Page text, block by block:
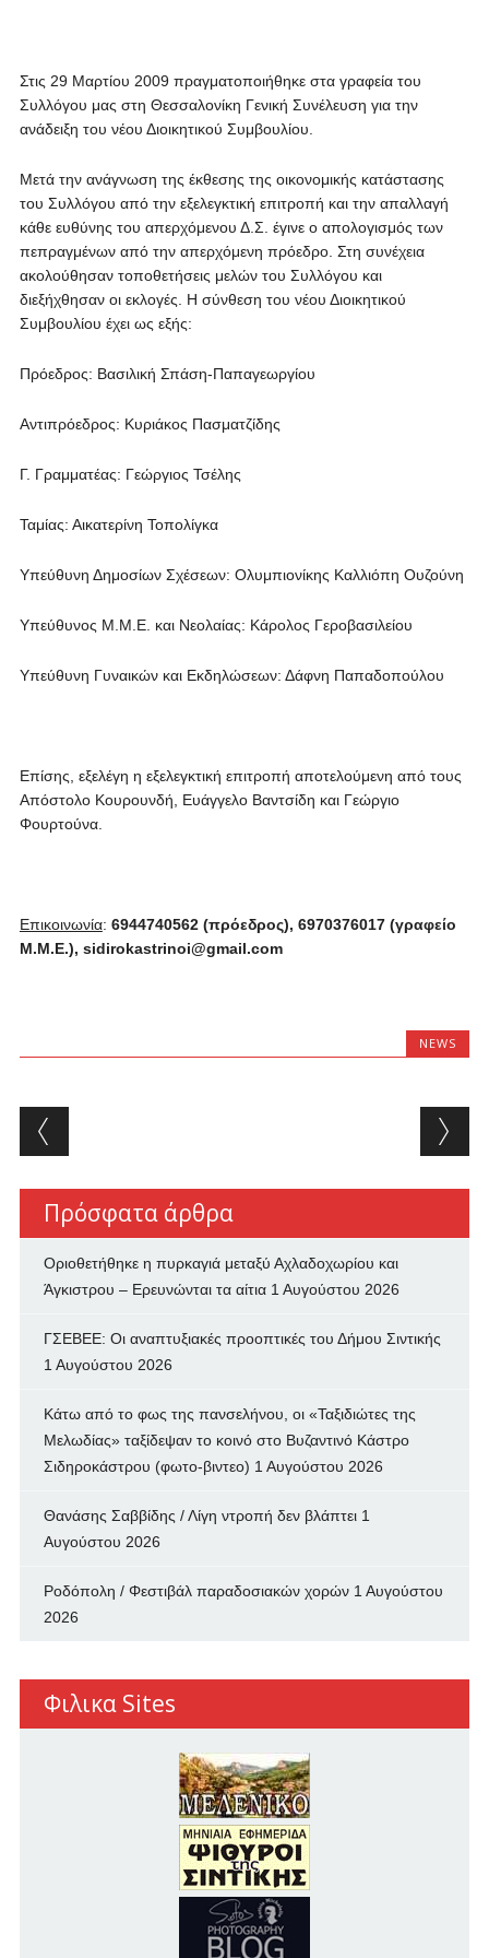
Στις 29 Μαρτίου 2009 πραγματοποιήθηκε στα γραφεία του
Συλλόγου μας στη Θεσσαλονίκη Γενική Συνέλευση για την
ανάδειξη του νέου Διοικητικού Συμβουλίου.
Μετά την ανάγνωση της έκθεσης της οικονομικής κατάστασης
του Συλλόγου από την εξελεγκτική επιτροπή και την απαλλαγή
κάθε ευθύνης του απερχόμενου Δ.Σ. έγινε ο απολογισμός των
πεπραγμένων από την απερχόμενη πρόεδρο. Στη συνέχεια
ακολούθησαν τοποθετήσεις μελών του Συλλόγου και
διεξήχθησαν οι εκλογές. Η σύνθεση του νέου Διοικητικού
Συμβουλίου έχει ως εξής:
Πρόεδρος: Βασιλική Σπάση-Παπαγεωργίου
Αντιπρόεδρος: Κυριάκος Πασματζίδης
Γ. Γραμματέας: Γεώργιος Τσέλης
Ταμίας: Αικατερίνη Τοπολίγκα
Υπεύθυνη Δημοσίων Σχέσεων: Ολυμπιονίκης Καλλιόπη Ουζούνη
Υπεύθυνος Μ.Μ.Ε. και Νεολαίας: Κάρολος Γεροβασιλείου
Υπεύθυνη Γυναικών και Εκδηλώσεων: Δάφνη Παπαδοπούλου
Επίσης, εξελέγη η εξελεγκτική επιτροπή αποτελούμενη από τους
Απόστολο Κουρουνδή, Ευάγγελο Βαντσίδη και Γεώργιο
Φουρτούνα.
Επικοινωνία: 6944740562 (πρόεδρος), 6970376017 (γραφείο
Μ.Μ.Ε.), sidirokastrinoi@gmail.com
NEWS
Post navigation
Πρόσφατα άρθρα
Οριοθετήθηκε η πυρκαγιά μεταξύ Αχλαδοχωρίου και
Άγκιστρου – Ερευνώνται τα αίτια 1 Αυγούστου 2026
ΓΣΕΒΕΕ: Οι αναπτυξιακές προοπτικές του Δήμου Σιντικής
1 Αυγούστου 2026
Κάτω από το φως της πανσελήνου, οι «Ταξιδιώτες της
Μελωδίας» ταξίδεψαν το κοινό στο Βυζαντινό Κάστρο
Σιδηροκάστρου (φωτο-βιντεο) 1 Αυγούστου 2026
Θανάσης Σαββίδης / Λίγη ντροπή δεν βλάπτει 1
Αυγούστου 2026
Ροδόπολη / Φεστιβάλ παραδοσιακών χορών 1 Αυγούστου
2026
Φιλικα Sites